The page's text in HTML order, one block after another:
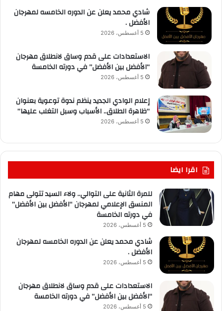
شادي محمد يعلن عن الدوره الخامسه لمهرجان
الأفضل .
5 أغسطس، 2026
الاستعدادات على قدم وساق لانطلاق مهرجان
“الأفضل بين الأفضل” في دورته الخامسة
5 أغسطس، 2026
إعلام الوادي الجديد ينظم ندوة توعوية بعنوان
“ظاهرة الطلاق.. الأسباب وسبل التغلب عليها”
5 أغسطس، 2026
اقرا ايضا
للمرة الثانية على التوالي.. ولاء السيد تتولى مهام
المنسق الإعلامي لمهرجان “الأفضل بين الأفضل”
في دورته الخامسة
5 أغسطس، 2026
شادي محمد يعلن عن الدوره الخامسه لمهرجان
الأفضل .
5 أغسطس، 2026
الاستعدادات على قدم وساق لانطلاق مهرجان
“الأفضل بين الأفضل” في دورته الخامسة
5 أغسطس، 2026